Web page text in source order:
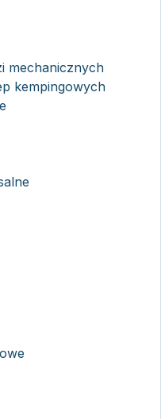
mechanicznych
kempingowych